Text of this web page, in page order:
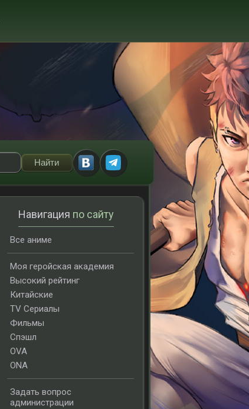
Навигация по сайту
Все аниме
Моя геройская академия
Высокий рейтинг
Китайские
TV Сериалы
Фильмы
Спэшл
OVA
ONA
Задать вопрос
администрации